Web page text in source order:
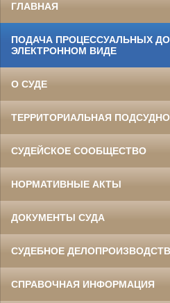
ГЛАВНАЯ
ПОДАЧА ПРОЦЕССУАЛЬНЫХ
ЭЛЕКТРОННОМ ВИДЕ
О СУДЕ
ТЕРРИТОРИАЛЬНАЯ
СУДЕЙСКОЕ СООБЩЕСТВО
НОРМАТИВНЫЕ АКТЫ
ДОКУМЕНТЫ СУДА
СУДЕБНОЕ
СПРАВОЧНАЯ ИНФОРМАЦИЯ